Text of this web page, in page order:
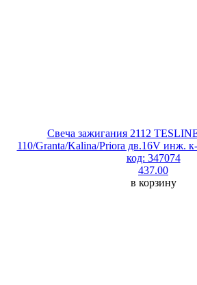
Свеча зажигания 2112
110/Granta/Kalina/Priora дв.16V инж.
код: 347074
437.00
в корзину